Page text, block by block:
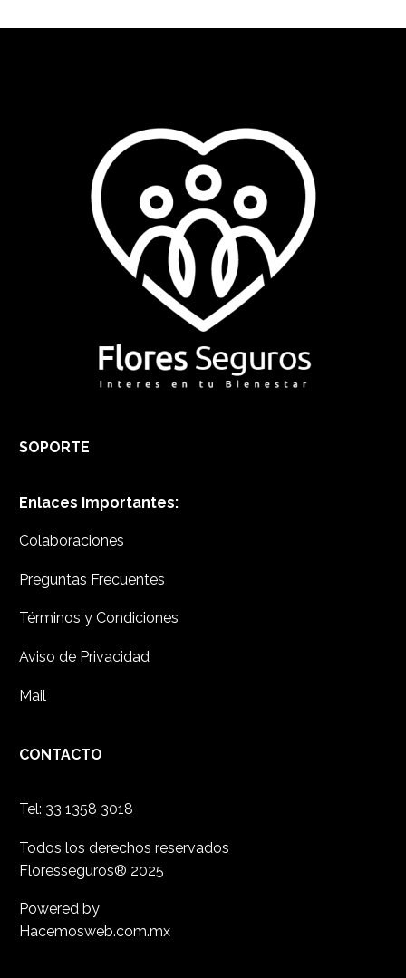
SOPORTE
Enlaces importantes:
Colaboraciones
Preguntas Frecuentes
Términos y Condiciones
Aviso de Privacidad
Mail
CONTACTO
Tel: 33 1358 3018
Todos los derechos reservados
Floresseguros® 2025
Powered by
Hacemosweb.com.mx